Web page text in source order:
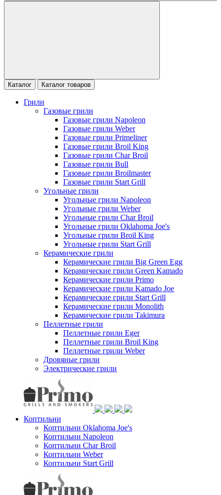
Каталог Каталог товаров
Грили
Газовые грили
Газовые грили Napoleon
Газовые грили Weber
Газовые грили Primeliner
Газовые грили Broil King
Газовые грили Char Broil
Газовые грили Bull
Газовые грили Broilmaster
Газовые грили Start Grill
Угольные грили
Угольные грили Napoleon
Угольные грили Weber
Угольные грили Char Broil
Угольные грили Oklahoma Joe's
Угольные грили Broil King
Угольные грили Start Grill
Керамические грили
Керамические грили Big Green Egg
Керамические грили Green Kamado
Керамические грили Primo
Керамические грили Kamado Joe
Керамические грили Start Grill
Керамические грили Monolith
Керамические грили Takimura
Пеллетные грили
Пеллетные грили Eger
Пеллетные грили Broil King
Пеллетные грили Weber
Дровяные грили
Электрические грили
Коптильни
Коптильни Oklahoma Joe's
Коптильни Napoleon
Коптильни Char Broil
Коптильни Weber
Коптильни Start Grill